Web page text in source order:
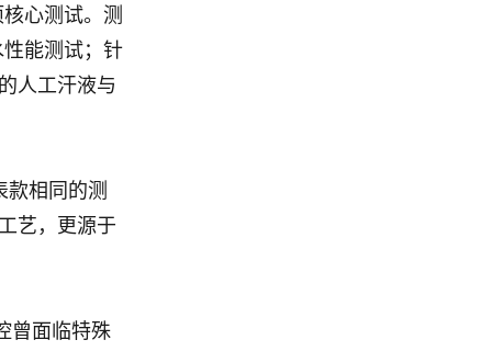
心测试。测
能测试；针
人工汗液与
款相同的测
艺，更源于
曾面临特殊